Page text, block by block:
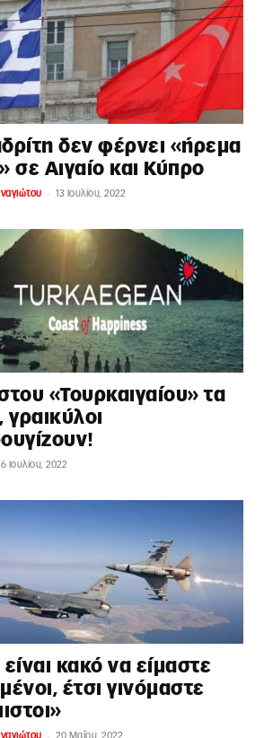
δεν φέρνει «ήρεμα
σε Αιγαίο και Κύπρο
- 13 Ιουλίου, 2022
«Τουρκαιγαίου» τα
γραικύλοι
6 Ιουλίου, 2022
κακό να είμαστε
έτσι γινόμαστε
- 20 Μαΐου, 2022